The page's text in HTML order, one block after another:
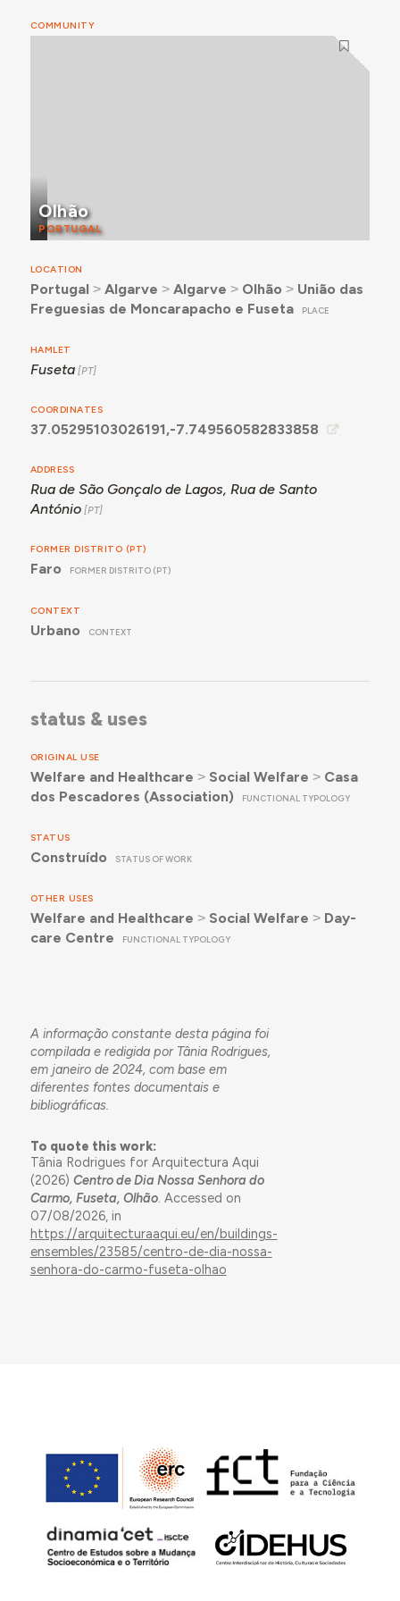
COMMUNITY
Olhão
PORTUGAL
LOCATION
Portugal ˃ Algarve ˃ Algarve ˃ Olhão ˃ União das
Freguesias de Moncarapacho e Fuseta
PLACE
HAMLET
Fuseta
COORDINATES
37.05295103026191,-7.749560582833858
ADDRESS
Rua de São Gonçalo de Lagos, Rua de Santo
António
FORMER DISTRITO (PT)
Faro FORMER DISTRITO (PT)
CONTEXT
Urbano CONTEXT
status & uses
ORIGINAL USE
Welfare and Healthcare ˃ Social Welfare ˃ Casa
dos Pescadores (Association)
FUNCTIONAL TYPOLOGY
STATUS
Construído STATUS OF WORK
OTHER USES
Welfare and Healthcare ˃ Social Welfare ˃ Day-
care Centre
FUNCTIONAL TYPOLOGY
A informação constante desta página foi
compilada e redigida por Tânia Rodrigues,
em janeiro de 2024, com base em
diferentes fontes documentais e
bibliográficas.
To quote this work:
Tânia Rodrigues for Arquitectura Aqui
(2026) Centro de Dia Nossa Senhora do
Carmo, Fuseta, Olhão. Accessed on
07/08/2026, in
https://arquitecturaaqui.eu/en/buildings-
ensembles/23585/centro-de-dia-nossa-
senhora-do-carmo-fuseta-olhao